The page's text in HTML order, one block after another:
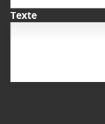
Texte